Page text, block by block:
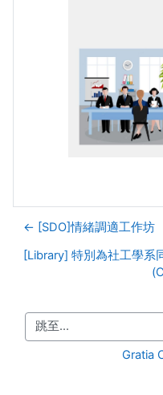
← [SDO]情緒調適工作坊
[Library] 特別為社工學系
跳至...
Gratia